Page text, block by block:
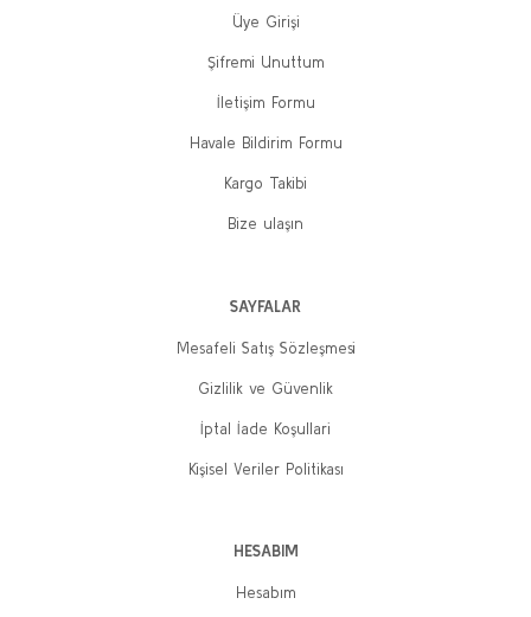
Üye Girişi
Şifremi Unuttum
İletişim Formu
Havale Bildirim Formu
Kargo Takibi
Bize ulaşın
SAYFALAR
Mesafeli Satış Sözleşmesi
Gizlilik ve Güvenlik
İptal İade Koşullari
Kişisel Veriler Politikası
HESABIM
Hesabım